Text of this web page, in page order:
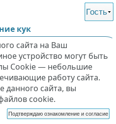
Гость
кук
сайта на Ваш
устройство могут быть
Cookie — небольшие
работу сайта.
данного сайта, вы
cookie.
Подтверждаю ознакомление и согласие